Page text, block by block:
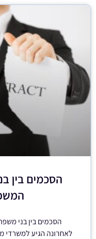
הסכמים בין
הסכמים בין בני
לאחרונה הגיע למשרדי